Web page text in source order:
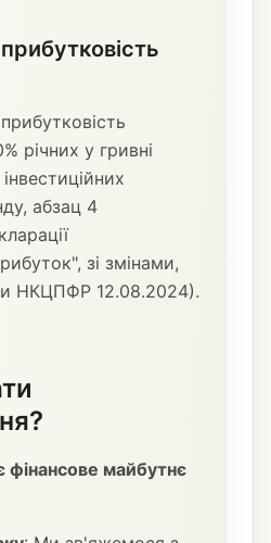
річних у гривні
абзац 4
зі змінами,
НКЦПФР 12.08.2024).
фінансове майбутнє